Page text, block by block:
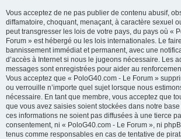
Vous acceptez de ne pas publier de contenu abusif,
diffamatoire, choquant, menaçant, à caractère sexuel
peut transgresser les lois de votre pays, du pays où «
Forum » est hébergé ou les lois internationales. Le
bannissement immédiat et permanent, avec une
d’accès à Internet si nous le jugeons nécessaire. Les
messages sont enregistrées pour aider au
Vous acceptez que « PoloG40.com - Le Forum »
ou verrouille n’importe quel sujet lorsque nous
nécessaire. En tant que membre, vous acceptez que
que vous avez saisies soient stockées dans notre
ces informations ne soient pas diffusées à une tierce
consentement, ni « PoloG40.com - Le Forum », ni
tenus comme responsables en cas de tentative de